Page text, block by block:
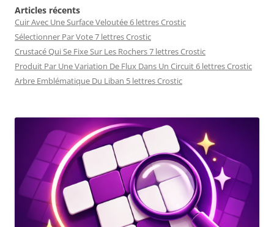
Articles récents
Cuir Avec Une Surface Veloutée 6 lettres Crostic
Sélectionner Par Vote 7 lettres Crostic
Crustacé Qui Se Fixe Sur Les Rochers 7 lettres Crostic
Produit Par Une Variation De Flux Dans Un Circuit 6 lettres Crostic
Arbre Emblématique Du Liban 5 lettres Crostic